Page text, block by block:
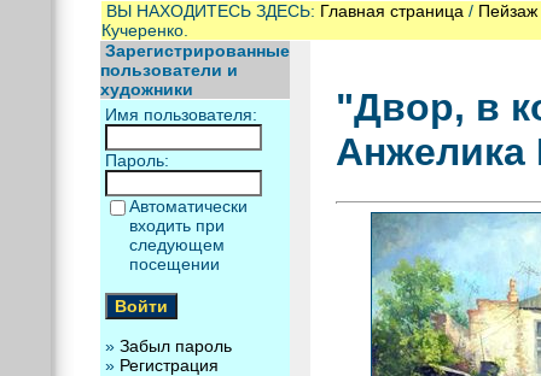
ВЫ НАХОДИТЕСЬ ЗДЕСЬ: Главная страница / Пейзаж
Кучеренко.
Зарегистрированные
пользователи и
художники
Имя пользователя:
Пароль:
Автоматически
входить при
следующем
посещении
» Забыл пароль
» Регистрация
"Двор, в
Анжелика